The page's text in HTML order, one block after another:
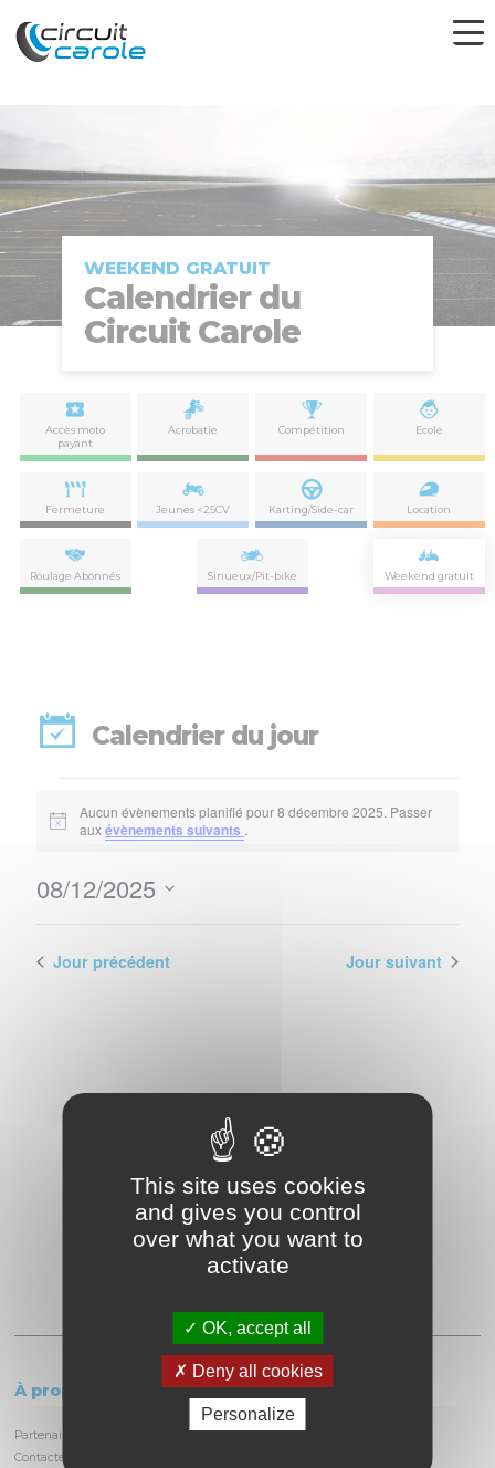
WEEKEND GRATUIT
Calendrier du
Circuit Carole
Accès moto
payant
Acrobatie Compétition Ecole
Fermeture Jeunes <25CV Karting/Side-car Location
Roulage Abonnés Sinueux/Pit-bike Weekend gratuit
Calendrier du jour
Évènements
for
8
décembre
2025
Notice
Aucun évènements planifié pour 8 décembre 2025. Passer
auxévènements suivants .
par
vues
08/12/2025
date.Jour précédent Jour suivant
À propos
Partenaires et locataires
Contactez-nous
Le circuit
Informations pratiques
This site uses cookies
and gives you control
over what you want to
activate
OK, accept all
Deny all cookies
Personalize